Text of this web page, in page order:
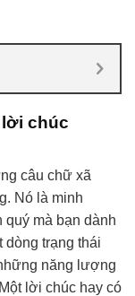
chúc
câu chữ xã
Nó là minh
quý mà bạn dành
trạng thái
năng lượng
lời chúc hay có